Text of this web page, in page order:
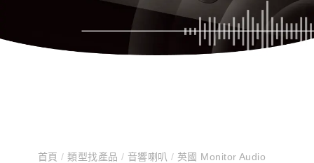
首頁/ 類型找產品 / 音響喇叭/ 英國 Monitor Audio